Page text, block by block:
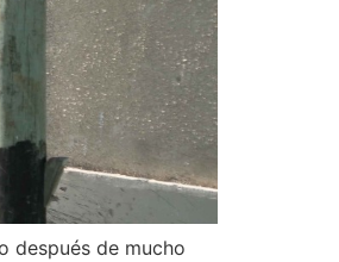
después de mucho